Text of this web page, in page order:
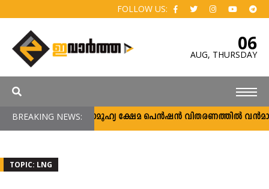
FOLLOW US:
06
AUG, THURSDAY
BREAKING NEWS:സാമൂഹ്യ ക്ഷേമ പെൻഷൻ വിതരണത്തിൽ
TOPIC: LNG